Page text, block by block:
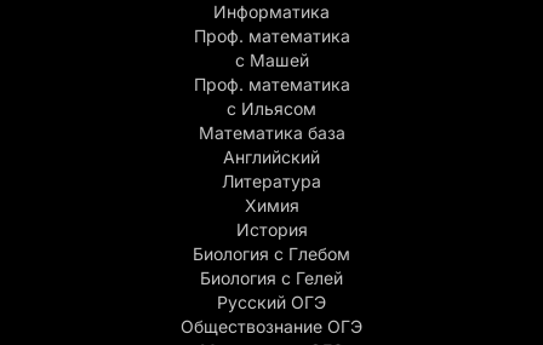
Информатика
Проф. математика
с Машей
Проф. математика
c Ильясом
Математика база
Английский
Литература
Химия
История
Биология с Глебом
Биология с Гелей
Русский ОГЭ
Обществознание ОГЭ